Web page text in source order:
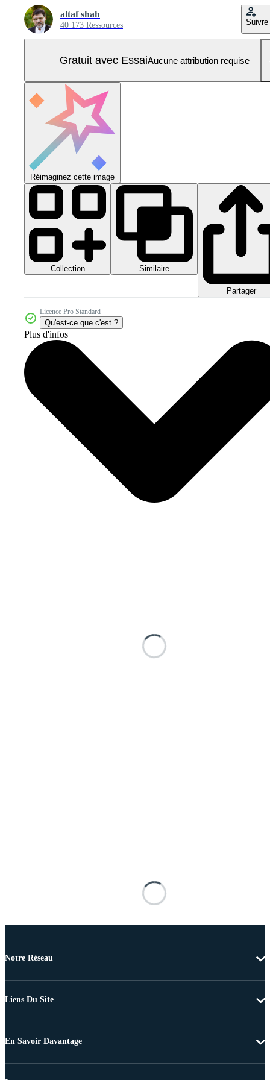
altaf shah
40 173 Ressources Suivre
Gratuit avec EssaiAucune attribution requise
Réimaginez cette image
Collection Similaire
Partager
Licence Pro Standard
Qu'est-ce que c'est ?
Plus d'infos
Notre Réseau
Liens Du Site
En Savoir Davantage